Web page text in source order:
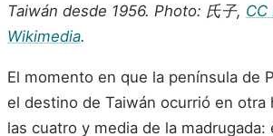
Taiwán desde 1956. Photo: 氏子, CC
Wikimedia.
El momento en que la península de
el destino de Taiwán ocurrió en otra
las cuatro y media de la madrugada: